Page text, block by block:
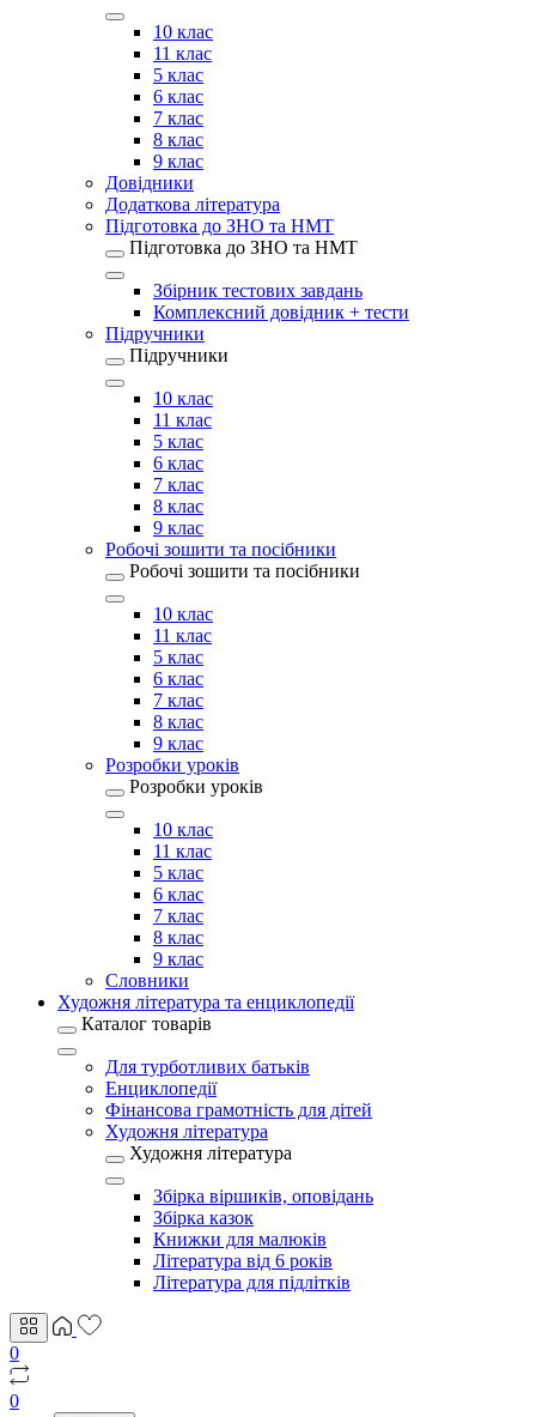
10 клас
11 клас
5 клас
6 клас
7 клас
8 клас
9 клас
Довідники
Додаткова література
Підготовка до ЗНО та НМТ
Підготовка до ЗНО та НМТ
Збірник тестових завдань
Комплексний довідник + тести
Підручники
Підручники
10 клас
11 клас
5 клас
6 клас
7 клас
8 клас
9 клас
Робочі зошити та посібники
Робочі зошити та посібники
10 клас
11 клас
5 клас
6 клас
7 клас
8 клас
9 клас
Розробки уроків
Розробки уроків
10 клас
11 клас
5 клас
6 клас
7 клас
8 клас
9 клас
Словники
Художня література та енциклопедії
Каталог товарів
Для турботливих батьків
Енциклопедії
Фінансова грамотність для дітей
Художня література
Художня література
Збірка віршиків, оповідань
Збірка казок
Книжки для малюків
Література від 6 років
Література для підлітків
0
0